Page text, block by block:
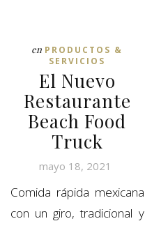
en PRODUCTOS &
SERVICIOS
El Nuevo
Restaurante
Beach Food
Truck
mayo 18, 2021
Comida rápida mexicana
con un giro, tradicional y